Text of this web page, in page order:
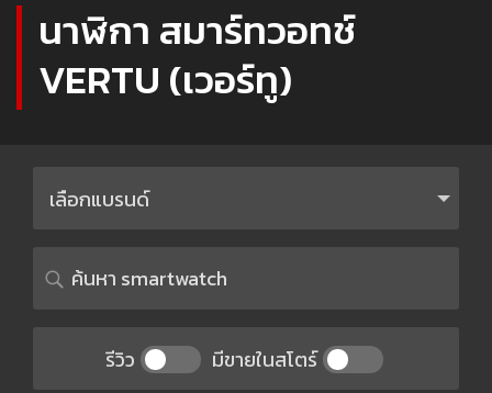
นาฬิกา สมาร์ทวอทช์
VERTU (เวอร์ทู)
เลือกแบรนด์
รีวิว มีขายในสโตร์